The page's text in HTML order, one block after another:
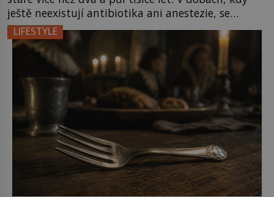
ještě neexistují antibiotika ani anestezie, se
odvážní lékaři pokoušejí vracet lidem tváře
znetvořené válkou, tresty nebo nehodami. Jejich
metody jsou překvapivě promyšlené a některé
principy používají chirurgové dodnes. Úplně první
[…]
LIFESTYLE